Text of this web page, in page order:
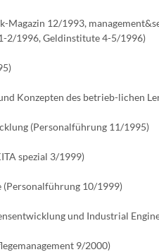
12/1993,
2/1996, Geldinstitute 4-5/1996)
Konzepten des betrieb-lichen
(Personalführung 11/1995)
spezial 3/1999)
10/1999)
und Industrial
9/2000)